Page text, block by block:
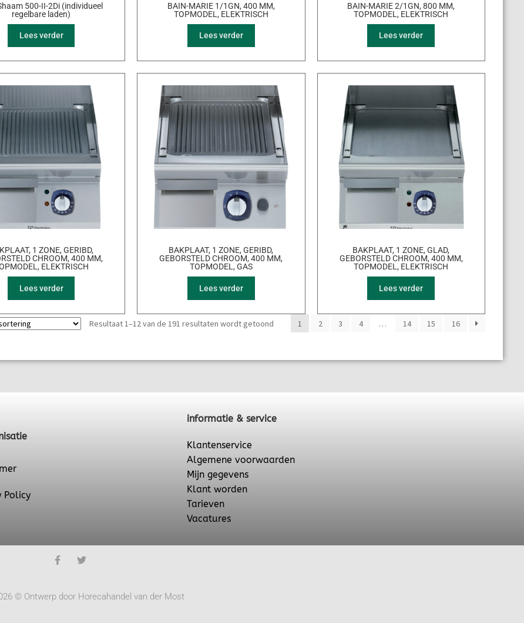
500-II-2Di (individueel
regelbare laden)
Lees verder
BAIN-MARIE 1/1GN, 400 MM,
TOPMODEL, ELEKTRISCH
Lees verder
BAIN-MARIE 2/1GN, 800 MM,
TOPMODEL, ELEKTRISCH
Lees verder
1 ZONE, GERIBD,
CHROOM, 400 MM,
ELEKTRISCH
Lees verder
BAKPLAAT, 1 ZONE, GERIBD,
GEBORSTELD CHROOM, 400 MM,
TOPMODEL, GAS
Lees verder
BAKPLAAT, 1 ZONE, GLAD,
GEBORSTELD CHROOM, 400 MM,
TOPMODEL, ELEKTRISCH
Lees verder
Resultaat 1–12 van de 191 resultaten wordt getoond 1 2 3 4 … 14 15 16
Policy
informatie & service
Klantenservice
Algemene voorwaarden
Mijn gegevens
Klant worden
Tarieven
Vacatures
© Ontwerp door Horecahandel van der Most